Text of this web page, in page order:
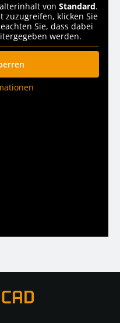
von Standard.
zuzugreifen, klicken Sie
Sie, dass dabei
werden.